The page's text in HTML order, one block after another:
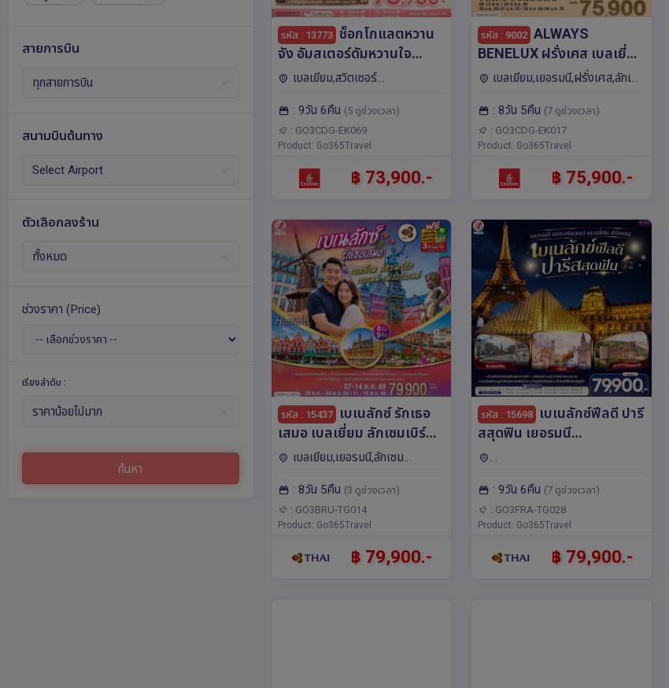
สายการบิน
ทุกสายการบิน
สนามบินต้นทาง
Select Airport
ตัวเลือกลงร้าน
ทั้งหมด
ช่วงราคา (Price)
เรียงลำดับ :
ราคาน้อยไปมาก
ค้นหา
รหัส : 13773 ช็อกโกแลตหวาน
จัง อัมสเตอร์ดัมหวานใจ
ฝรั่งเศส – เบลเยี่ยม -
เซอร์แลนด์ 9 วัน 6 คืน โดย
สายการบินเอมิเรทซ์ (EK)
เบลเยียม,สวิตเซอร์
ด์,ยุโรป โคโลญ,ดึสเซลดอร์ฟ,กอ
ลมาร์,สตรา
สบูร์ก,ปารีส,อัมสเตอร์ดัม,บรัสเซลส์,ซู
: 9วัน 6คืน (5 ดูช่วงเวลา)
: GO3CDG-EK069
Product: Go365Travel
฿ 73,900.-
รหัส : 9002 ALWAYS
BENELUX ฝรั่งเศส เบลเยี่ยม
ลักเซมเบิร์ก เยอรมนี
สายการบิน EMIRATES (EK)
เบลเยียม,เยอรมนี,ฝรั่งเศส,ลักเซม
โลญ,ปารีส,อัมสเตอร์ดัม,บรัสเซลส์,ลัก
เซม
เบิร์ก,ฝรั่งเศส,เบลเยี่ยม,เยอรมนี,เนเ
: 8วัน 5คืน (7 ดูช่วงเวลา)
: GO3CDG-EK017
Product: Go365Travel
฿ 75,900.-
รหัส : 15437 เบเนลักซ์ รักเธอ
เสมอ เบลเยี่ยม ลักเซมเบิร์ก
เยอรมนี เนเธอร์แลนด์ 8 วัน 5
เบลเยียม,เยอรมนี,ลักเซม
โลญ,อัมสเตอร์ดัม,รอตเต
อร์ดัม,แอนต์เวิร์ป,บรัสเซลส์,ลักเซม
เบิร์ก,แฟรงก์เฟิร์ต,บรูกส์
: 8วัน 5คืน (3 ดูช่วงเวลา)
: GO3BRU-TG014
Product: Go365Travel
฿ 79,900.-
รหัส : 15698
เบเนลักซ์ฟีลดี ปารี
สสุดฟิน เยอรมนี
เนเธอร์แลนด์ เบลเยี่ยม
การบินไทย (TG)
ลนด์,ยุโรป
ปารีส,อัมสเตอร์ดัม,บรัสเซลส์,แฟ
รงก์เฟิร์ต,ฟรังค์ฟวร์ทอัมไมน์,บรูกส์
: 9วัน 6คืน (7 ดูช่วงเวลา)
: GO3FRA-TG028
Product: Go365Travel
฿ 79,900.-